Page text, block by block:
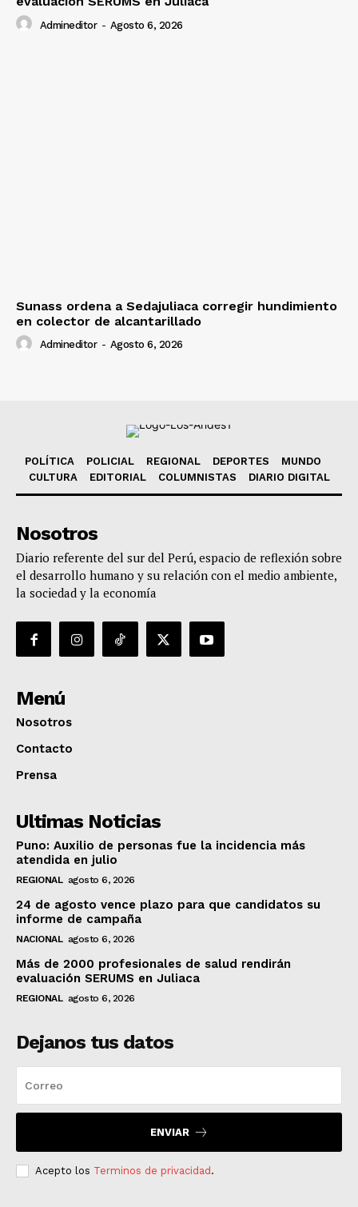
Admineditor - Agosto 6, 2026
Sunass ordena a Sedajuliaca corregir hundimiento
en colector de alcantarillado
Admineditor - Agosto 6, 2026
POLÍTICA POLICIAL REGIONAL DEPORTES
MUNDO
CULTURA
EDITORIAL COLUMNISTAS DIARIO DIGITAL
Nosotros
Diario referente del sur del Perú, espacio de reflexión sobre
el desarrollo humano y su relación con el medio ambiente,
la sociedad y la economía
Menú
Nosotros
Contacto
Prensa
Ultimas Noticias
Puno: Auxilio de personas fue la incidencia más
atendida en julio
REGIONAL agosto 6, 2026
24 de agosto vence plazo para que candidatos su
informe de campaña
NACIONAL agosto 6, 2026
Más de 2000 profesionales de salud rendirán
evaluación SERUMS en Juliaca
REGIONAL agosto 6, 2026
Dejanos tus datos
ENVIAR
Acepto los Terminos de privacidad .